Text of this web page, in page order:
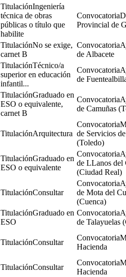
Ingeniería
técnica de obras
públicas o título que
habilite
Provincial de
No se exige,
carnet B
de Albacete
Técnico/a
superior en educación
infantil...
de
Graduado en
ESO o equivalente,
carnet B
de Camuñas
Arquitectura de Servicios
(Toledo)
Graduado en
ESO o equivalente
de LLanos del
(Ciudad Real)
Consultar
de Mota del
(Cuenca)
Graduado en
ESO
de Talayuelas
Consultar
Hacienda
Consultar
Hacienda